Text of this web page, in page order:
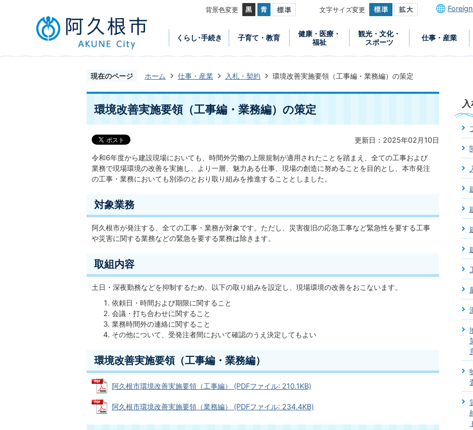
背景色変更 文字サイズ変更
くらし･手続き 子育て・教育
健康・医療・
福祉
観光・文化・
スポーツ
仕事・産業
現在のページ ホーム 仕事・産業 入札・契約 環境改善実施要領（工事編・業務編）の策定
環境改善実施要領（工事編・業務編）の策定
更新日：2025年02月10日
令和6年度から建設現場においても、時間外労働の上限規制が適用されたことを踏まえ、全ての工事および
業務で現場環境の改善を実施し、より一層、魅力ある仕事、現場の創造に努めることを目的とし、本市発注
の工事・業務においても別添のとおり取り組みを推進することとしました。
対象業務
阿久根市が発注する、全ての工事・業務が対象です。ただし、災害復旧の応急工事など緊急性を要する工事
や災害に関する業務などの緊急を要する業務は除きます。
取組内容
土日・深夜勤務などを抑制するため、以下の取り組みを設定し、現場環境の改善をおこないます。
依頼日・時間および期限に関すること
会議・打ち合わせに関すること
業務時間外の連絡に関すること
その他について、受発注者間において確認のうえ決定してもよい
環境改善実施要領（工事編・業務編）
阿久根市環境改善実施要領（工事編） (PDFファイル: 210.1KB)
阿久根市環境改善実施要領（業務編） (PDFファイル: 234.4KB)